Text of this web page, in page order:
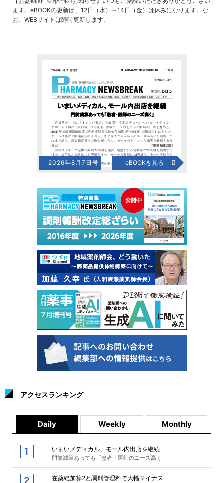
ます。eBOOKの更新は、12日（水）～14日（金）は休みになります。な
お、WEBサイトは随時更新します。
2026年8月7日号 eBOOKを見る
アクセスランキング
Daily Weekly Monthly
いまいメディカル、モール内出店を継続
門前減算あっても「患者・医師のニーズ高く」
在薬総加算2と調剤管理料で大幅マイナス